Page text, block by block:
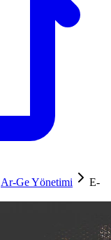
Ar-Ge Yönetimi
E-